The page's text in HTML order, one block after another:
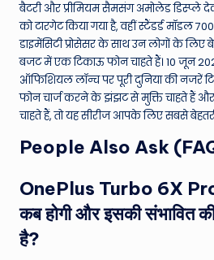
बैटरी और प्रीमियम सैमसंग अमोलेड डिस्प्ले
को टारगेट किया गया है, वहीं स्टैंडर्ड मॉडल
डाइमेंसिटी प्रोसेसर के साथ उन लोगों के लिए
बजट में एक टिकाऊ फोन चाहते हैं। 10 जून
ऑफिशियल लॉन्च पर पूरी दुनिया की नजरें
फोन चार्ज करने के झंझट से मुक्ति चाहते हैं और
चाहते हैं, तो यह सीरीज आपके लिए सबसे
People Also Ask
OnePlus Turbo 6X Pro
कब होगी और इसकी संभावित
है?